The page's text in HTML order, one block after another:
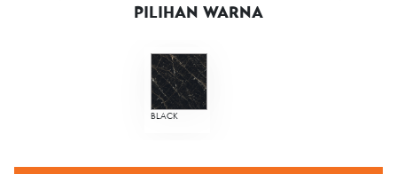
PILIHAN WARNA
BLACK